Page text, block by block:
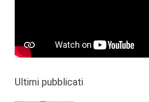
Ultimi pubblicati